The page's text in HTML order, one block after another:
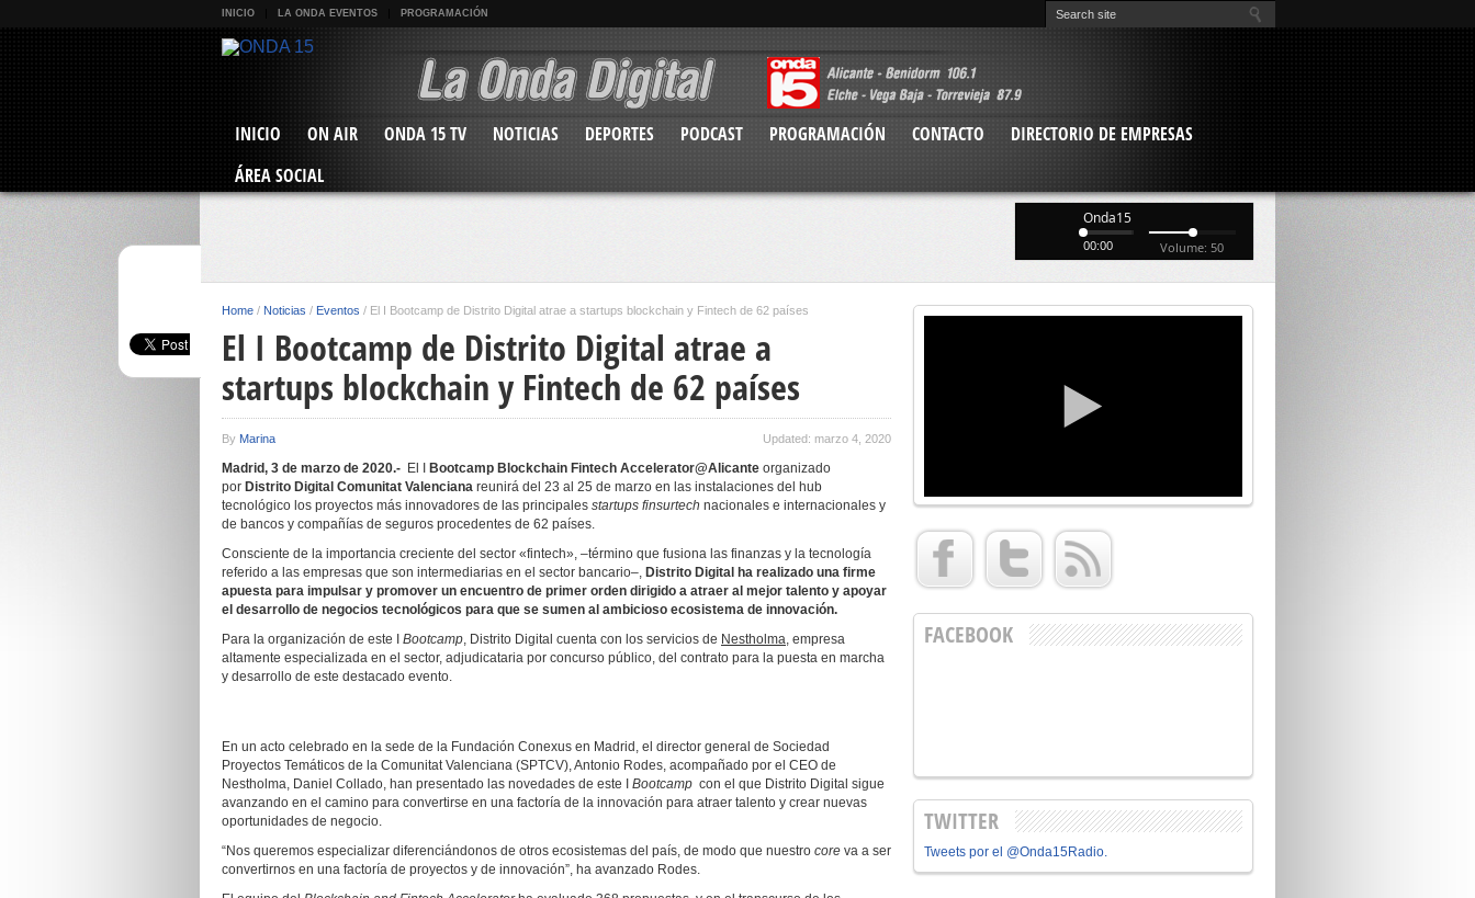
INICIO LA ONDA EVENTOS PROGRAMACIÓN
INICIO ON AIR ONDA 15 TV NOTICIAS DEPORTES PODCAST PROGRAMACIÓN CONTACTO
DIRECTORIO DE EMPRESAS
ÁREA SOCIAL
Onda15
00:00 Volume: 50
Home / Noticias / Eventos / El I Bootcamp de Distrito Digital atrae a startups blockchain y Fintech de 62 países
El I Bootcamp de Distrito Digital atrae a
startups blockchain y Fintech de 62 países
By Marina Updated: marzo 4, 2020
Madrid, 3 de marzo de 2020.- El I Bootcamp Blockchain Fintech Accelerator@Alicante organizado
por Distrito Digital Comunitat Valenciana reunirá del 23 al 25 de marzo en las instalaciones del hub
tecnológico los proyectos más innovadores de las principales startups finsurtech nacionales e internacionales y
de bancos y compañías de seguros procedentes de 62 países.
Consciente de la importancia creciente del sector «fintech», –término que fusiona las finanzas y la tecnología
referido a las empresas que son intermediarias en el sector bancario–, Distrito Digital ha realizado una firme
apuesta para impulsar y promover un encuentro de primer orden dirigido a atraer al mejor talento y apoyar
el desarrollo de negocios tecnológicos para que se sumen al ambicioso ecosistema de innovación.
Para la organización de este I Bootcamp, Distrito Digital cuenta con los servicios de Nestholma, empresa
altamente especializada en el sector, adjudicataria por concurso público, del contrato para la puesta en marcha
y desarrollo de este destacado evento.
En un acto celebrado en la sede de la Fundación Conexus en Madrid, el director general de Sociedad
Proyectos Temáticos de la Comunitat Valenciana (SPTCV), Antonio Rodes, acompañado por el CEO de
Nestholma, Daniel Collado, han presentado las novedades de este I Bootcamp con el que Distrito Digital sigue
avanzando en el camino para convertirse en una factoría de la innovación para atraer talento y crear nuevas
oportunidades de negocio.
“Nos queremos especializar diferenciándonos de otros ecosistemas del país, de modo que nuestro core va a ser
convertirnos en una factoría de proyectos y de innovación”, ha avanzado Rodes.
FACEBOOK
TWITTER
Tweets por el @Onda15Radio.